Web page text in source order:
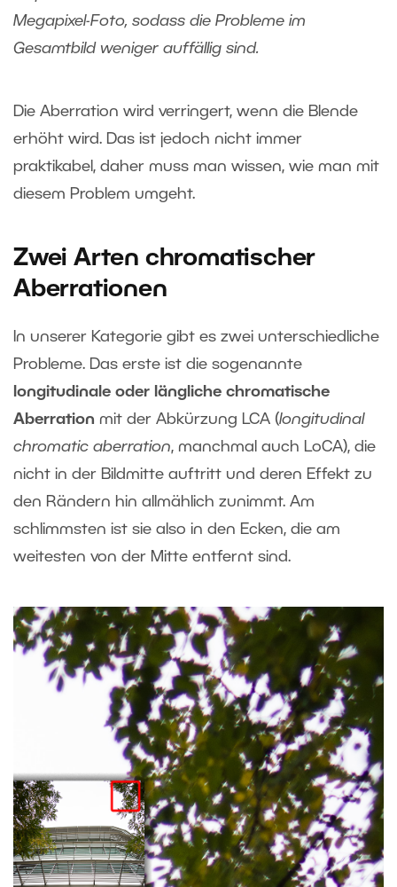
Megapixel-Foto, sodass die Probleme im
Gesamtbild weniger auffällig sind.
Die Aberration wird verringert, wenn die Blende
erhöht wird. Das ist jedoch nicht immer
praktikabel, daher muss man wissen, wie man mit
diesem Problem umgeht.
Zwei Arten chromatischer
Aberrationen
In unserer Kategorie gibt es zwei unterschiedliche
Probleme. Das erste ist die sogenannte
longitudinale oder längliche chromatische
Aberration mit der Abkürzung LCA (longitudinal
chromatic aberration, manchmal auch LoCA), die
nicht in der Bildmitte auftritt und deren Effekt zu
den Rändern hin allmählich zunimmt. Am
schlimmsten ist sie also in den Ecken, die am
weitesten von der Mitte entfernt sind.